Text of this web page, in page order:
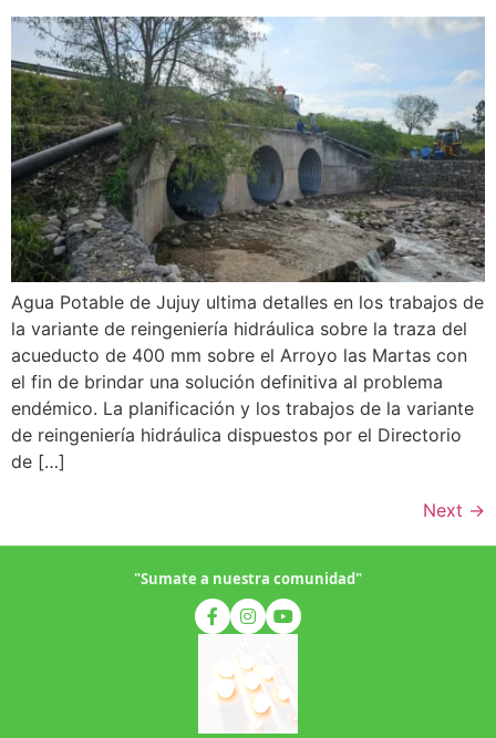
Agua Potable de Jujuy ultima detalles en los trabajos de
la variante de reingeniería hidráulica sobre la traza del
acueducto de 400 mm sobre el Arroyo las Martas con
el fin de brindar una solución definitiva al problema
endémico. La planificación y los trabajos de la variante
de reingeniería hidráulica dispuestos por el Directorio
de […]
Next →
"Sumate a nuestra comunidad"